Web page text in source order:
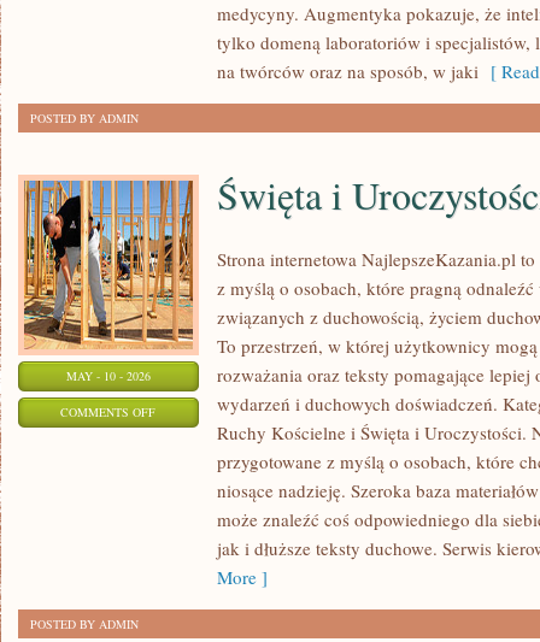
INNOWATORZYmedycyny. Augmentyka pokazuje, że
tylko domeną laboratoriów i specjalistów,
na twórców oraz na sposób, w jaki [
POSTED BY ADMIN
MAY - 10 - 2026
COMMENTS OFFON
UROCZYSTOŚCI
Święta i
Strona internetowa NajlepszeKazania.pl
z myślą o osobach, które pragną
związanych z duchowością, życiem
To przestrzeń, w której użytkownicy
rozważania oraz teksty pomagające
wydarzeń i duchowych doświadczeń.
Ruchy Kościelne i Święta i Uroczystości.
przygotowane z myślą o osobach, które
niosące nadzieję. Szeroka baza
może znaleźć coś odpowiedniego dla
jak i dłuższe teksty duchowe. Serwis
More ]
POSTED BY ADMIN